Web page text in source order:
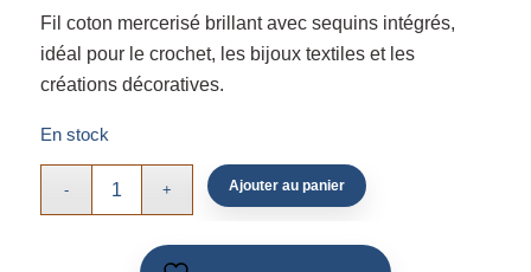
Fil coton mercerisé brillant avec sequins intégrés,
idéal pour le crochet, les bijoux textiles et les
créations décoratives.
En stock
Ajouter au panier